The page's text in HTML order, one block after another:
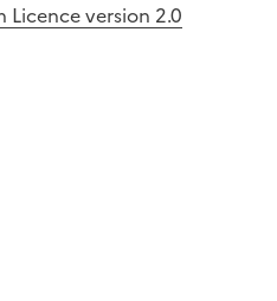
Licence version 2.0